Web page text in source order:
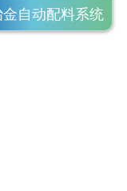
自动配料系统